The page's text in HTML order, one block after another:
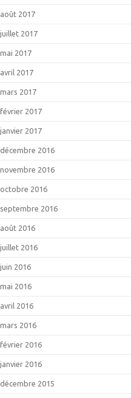
août 2017
juillet 2017
mai 2017
avril 2017
mars 2017
février 2017
janvier 2017
décembre 2016
novembre 2016
octobre 2016
septembre 2016
août 2016
juillet 2016
juin 2016
mai 2016
avril 2016
mars 2016
février 2016
janvier 2016
décembre 2015